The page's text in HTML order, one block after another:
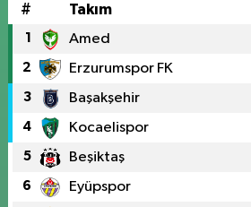
# Takım
1 Amed
2 Erzurumspor FK
3 Başakşehir
4 Kocaelispor
5 Beşiktaş
6 Eyüpspor